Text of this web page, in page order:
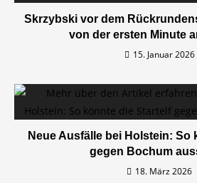
Skrzybski vor dem
von der ersten Minute
15. Januar 2026
Neue Ausfälle bei Holstein: So
gegen Bochum
18. März 2026